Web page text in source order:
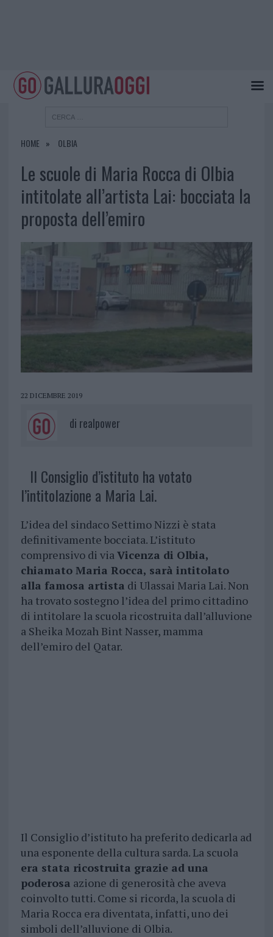
HOME OLBIA
Le scuole di Maria Rocca di Olbia
intitolate all’artista Lai: bocciata la
proposta dell’emiro
22 DICEMBRE 2019
di realpower
Il Consiglio d’istituto ha votato
l’intitolazione a Maria Lai.
L’idea del sindaco Settimo Nizzi è stata
definitivamente bocciata. L’istituto
comprensivo di viaVicenza di Olbia,
chiamato Maria Rocca, sarà intitolato
alla famosa artista di Ulassai Maria Lai. Non
ha trovato sostegno l’idea del primo cittadino
di intitolare la scuola ricostruita dall’alluvione
a Sheika Mozah Bint Nasser, mamma
dell’emiro del Qatar.
Il Consiglio d’istituto ha preferito dedicarla ad
una esponente della cultura sarda. La scuola
era stata ricostruita grazie ad una
poderosa azione di generosità che aveva
coinvolto tutti. Come si ricorda, la scuola di
Maria Rocca era diventata, infatti, uno dei
simboli dell’alluvione di Olbia.